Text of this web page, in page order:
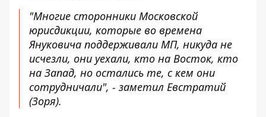
"Многие сторонники Московской
юрисдикции, которые во времена
Януковича поддерживали МП, никуда не
исчезли, они уехали, кто на Восток, кто
на Запад, но остались те, с кем они
сотрудничали", - заметил Евстратий
(Зоря).